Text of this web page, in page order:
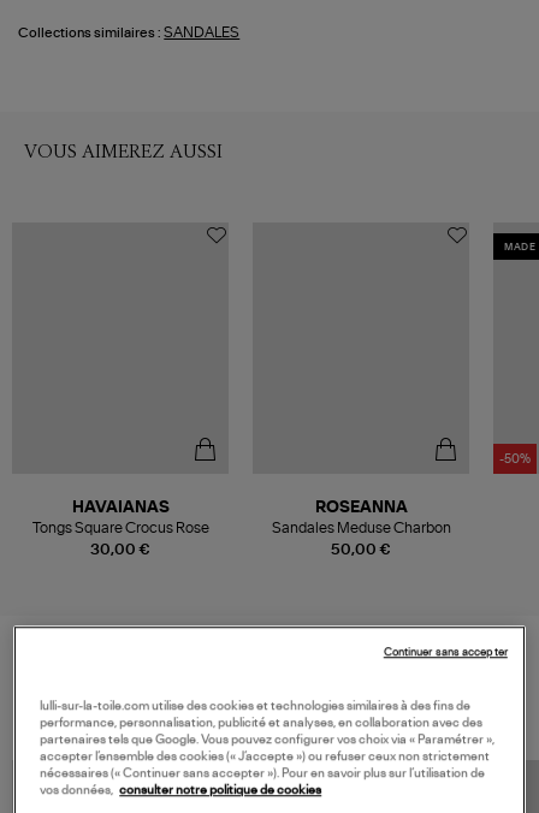
Collections similaires : SANDALES
VOUS AIMEREZ AUSSI
30,00 €
HAVAIANAS
Tongs Square Crocus Rose
50,00 €
ROSEANNA
Sandales Meduse Charbon
MADE
-50%
lulli-sur-la-toile.com utilise des cookies et technologies similaires à des fins de
performance, personnalisation, publicité et analyses, en collaboration avec des
partenaires tels que Google. Vous pouvez configurer vos choix via « Paramétrer »,
accepter l’ensemble des cookies (« J’accepte ») ou refuser ceux non strictement
nécessaires (« Continuer sans accepter »). Pour en savoir plus sur l’utilisation de
vos données, consulter notre politique de cookies
Continuer sans accepter